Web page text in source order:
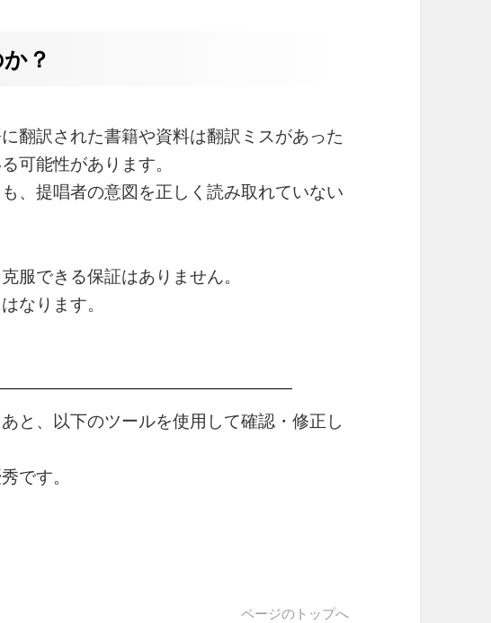
？
翻訳された書籍や資料は翻訳ミスがあった
可能性があります。
、提唱者の意図を正しく読み取れていない
服できる保証はありません。
なります。
と、以下のツールを使用して確認・修正し
です。
ページのトップへ